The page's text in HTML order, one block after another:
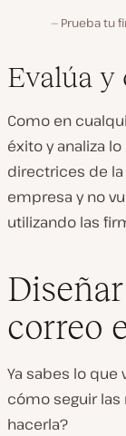
Prueba tu
Evalúa y
Como en
éxito y analiza
directrices de
empresa y no
utilizando las
correo
Ya sabes lo
cómo seguir
hacerla?